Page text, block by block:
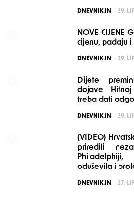
POSTED
DNEVNIK.IN 29.
NOVE CIJENE
cijenu, padaju i
POSTED
DNEVNIK.IN 29.
Dijete
dojave
treba dati
POSTED
DNEVNIK.IN 29.
(VIDEO)
priredili
oduševila i
POSTED
DNEVNIK.IN 27.